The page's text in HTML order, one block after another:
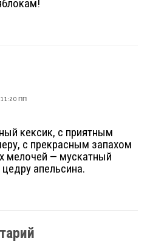
ПП
кексик, с приятным
с прекрасным запахом
мелочей — мускатный
апельсина.